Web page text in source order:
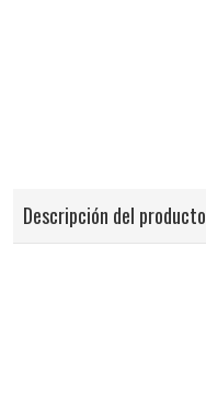
Descripción del producto